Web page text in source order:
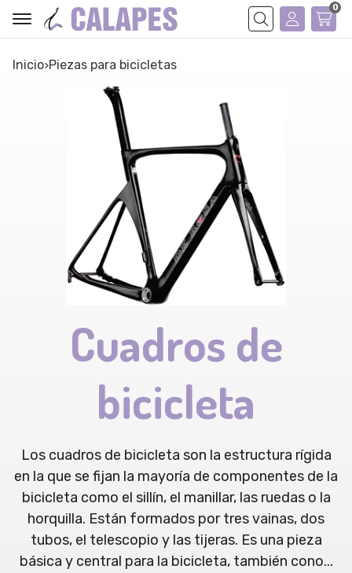
Buscar
0
Inicio piezas para bicicletas
Cuadros de
bicicleta
Los cuadros de bicicleta son la estructura rígida
en la que se fijan la mayoría de componentes de la
bicicleta como el sillín, el manillar, las ruedas o la
horquilla. Están formados por tres vainas, dos
tubos, el telescopio y las tijeras. Es una pieza
básica y central para la bicicleta, también cono...